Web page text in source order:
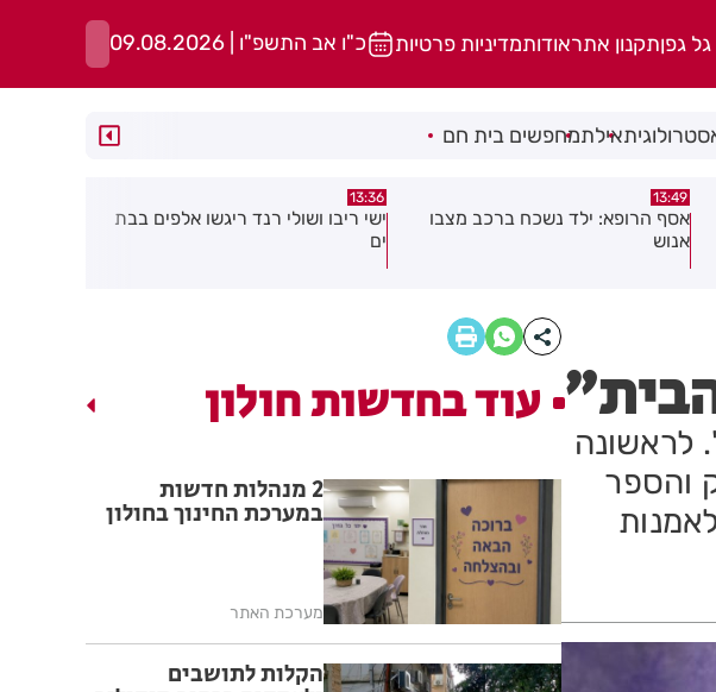
גפןתקנון אתראודותמדיניות פרטיות כ"ו אב התשפ"ו | 09.08.2026
אילתמחפשים בית חם
13:36
ישי ריבו ושולי רנד ריגשו אלפים בבת
ים
13:12
2 מנהלות חדשות במערכת החינוך
בחולון
לראשונה
והספר
עוד בחדשות חולון
2 מנהלות חדשות
במערכת החינוך בחולון
מערכת האתר
הקלות לתושבים